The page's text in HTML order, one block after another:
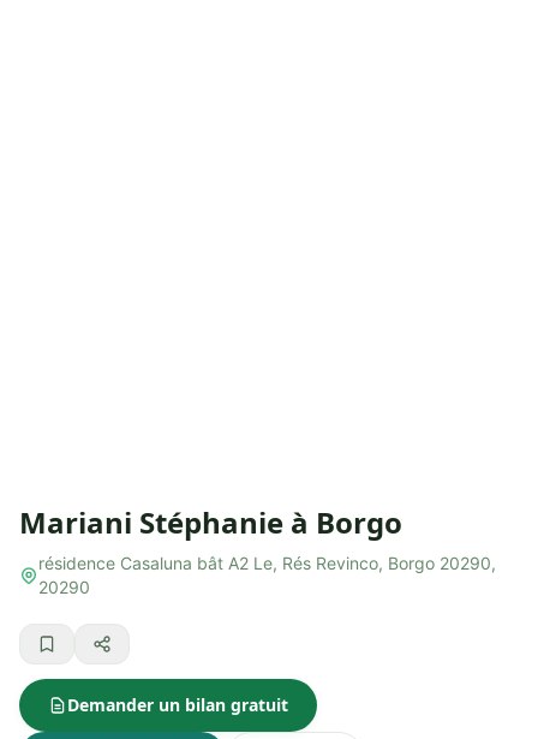
Mariani Stéphanie à Borgo
résidence Casaluna bât A2 Le, Rés Revinco, Borgo 20290,
20290
Demander un bilan gratuit